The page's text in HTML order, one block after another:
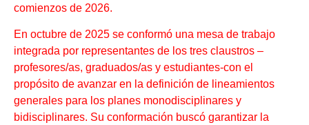
comienzos de 2026.
En octubre de 2025 se conformó una mesa de trabajo
integrada por representantes de los tres claustros –
profesores/as, graduados/as y estudiantes-con el
propósito de avanzar en la definición de lineamientos
generales para los planes monodisciplinares y
bidisciplinares. Su conformación buscó garantizar la